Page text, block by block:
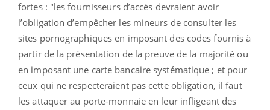
fortes : "les fournisseurs d’accès devraient avoir
l’obligation d’empêcher les mineurs de consulter les
sites pornographiques en imposant des codes fournis à
partir de la présentation de la preuve de la majorité ou
en imposant une carte bancaire systématique ; et pour
ceux qui ne respecteraient pas cette obligation, il faut
les attaquer au porte-monnaie en leur infligeant des